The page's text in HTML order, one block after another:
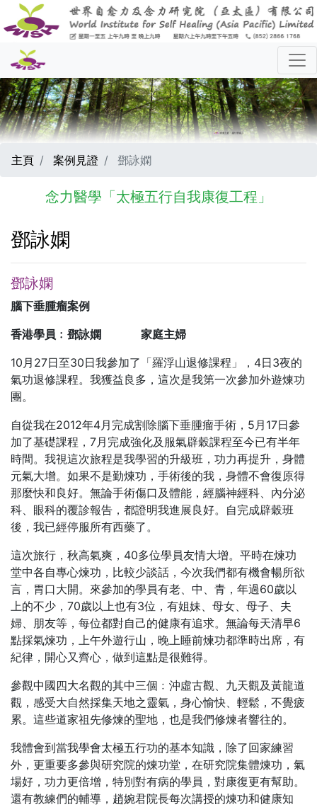
主頁 案例見證 鄧詠嫻
念力醫學「太極五行自我康復工程」
鄧詠嫻
鄧詠嫻
腦下垂腫瘤案例
香港學員﹕鄧詠嫻 家庭主婦
10月27日至30日我參加了「羅浮山退修課程」，4日3夜的
氣功退修課程。我獲益良多，這次是我第一次參加外遊煉功
團。
自從我在2012年4月完成割除腦下垂腫瘤手術，5月17日參
加了基礎課程，7月完成強化及服氣辟穀課程至今已有半年
時間。我視這次旅程是我學習的升級班，功力再提升，身體
元氣大增。如果不是勤煉功，手術後的我，身體不會復原得
那麼快和良好。無論手術傷口及體能，經腦神經科、內分泌
科、眼科的覆診報告，都證明我進展良好。自完成辟穀班
後，我已經停服所有西藥了。
這次旅行，秋高氣爽，40多位學員友情大增。平時在煉功
堂中各自專心煉功，比較少談話，今次我們都有機會暢所欲
言，胃口大開。來參加的學員有老、中、青，年過60歲以
上的不少，70歲以上也有3位，有姐妹、母女、母子、夫
婦、朋友等，每位都對自己的健康有追求。無論每天清早6
點採氣煉功，上午外遊行山，晚上睡前煉功都準時出席，有
紀律，開心又齊心，做到這點是很難得。
參觀中國四大名觀的其中三個﹕沖虛古觀、九天觀及黃龍道
觀，感受大自然採集天地之靈氣，身心愉快、輕鬆，不覺疲
累。這些道家祖先修煉的聖地，也是我們修煉者響往的。
我體會到當我學會太極五行功的基本知識，除了回家練習
外，更重要多參與研究院的煉功堂，在研究院集體煉功，氣
場好，功力更倍增，特別對有病的學員，對康復更有幫助。
還有教練們的輔導，趙婉君院長每次講授的煉功和健康知